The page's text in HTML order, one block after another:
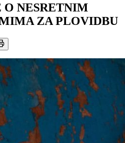
O NESRETNIM
ZA PLOVIDBU